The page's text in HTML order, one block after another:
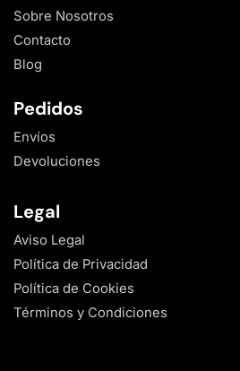
Sobre Nosotros
Contacto
Blog
Pedidos
Envíos
Devoluciones
Legal
Aviso Legal
Política de Privacidad
Política de Cookies
Términos y Condiciones